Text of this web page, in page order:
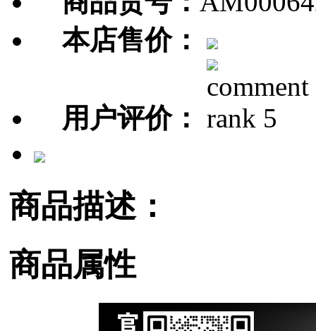
本店售价：
用户评价：
商品描述：
商品属性